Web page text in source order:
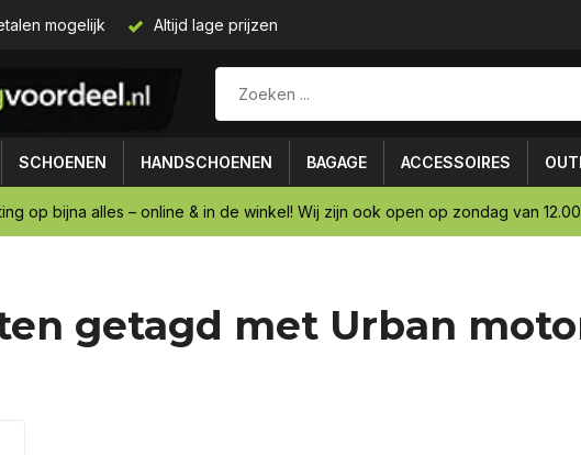
mogelijk Altijd lage prijzen
SCHOENEN HANDSCHOENEN BAGAGE ACCESSOIRES
op bijna alles – online & in de winkel! Wij zijn ook open op zondag van
getagd met Urban